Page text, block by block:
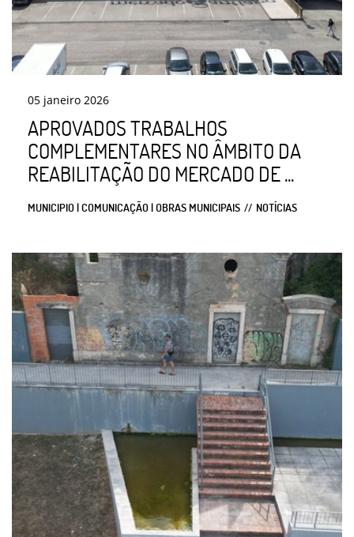
05 janeiro 2026
APROVADOS TRABALHOS
COMPLEMENTARES NO ÂMBITO DA
REABILITAÇÃO DO MERCADO DE ...
MUNICIPIO | COMUNICAÇÃO | OBRAS MUNICIPAIS NOTÍCIAS